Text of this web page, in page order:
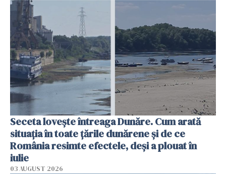
Seceta lovește întreaga Dunăre. Cum arată
situația în toate țările dunărene și de ce
România resimte efectele, deși a plouat în
iulie
03 AUGUST 2026